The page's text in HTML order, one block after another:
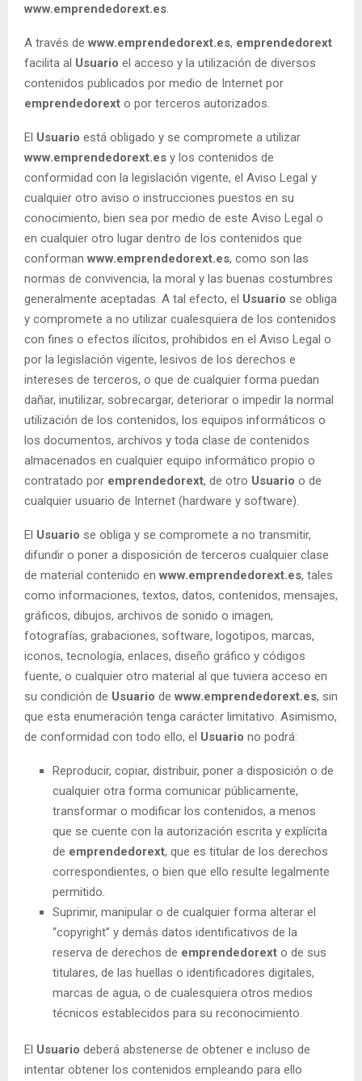
www.emprendedorext.es
A través de www.emprendedorext.es, emprendedorext
facilita al Usuario el acceso y la utilización de diversos
contenidos publicados por medio de Internet por
emprendedorext o por terceros autorizados.
El Usuario está obligado y se compromete a utilizar
www.emprendedorext.es y los contenidos de
conformidad con la legislación vigente, el Aviso Legal y
cualquier otro aviso o instrucciones puestos en su
conocimiento, bien sea por medio de este Aviso Legal o
en cualquier otro lugar dentro de los contenidos que
conforman www.emprendedorext.es, como son las
normas de convivencia, la moral y las buenas costumbres
generalmente aceptadas. A tal efecto, el Usuario se obliga
y compromete a no utilizar cualesquiera de los contenidos
con fines o efectos ilícitos, prohibidos en el Aviso Legal o
por la legislación vigente, lesivos de los derechos e
intereses de terceros, o que de cualquier forma puedan
dañar, inutilizar, sobrecargar, deteriorar o impedir la normal
utilización de los contenidos, los equipos informáticos o
los documentos, archivos y toda clase de contenidos
almacenados en cualquier equipo informático propio o
contratado por emprendedorext, de otro Usuario o de
cualquier usuario de Internet (hardware y software).
El Usuario se obliga y se compromete a no transmitir,
difundir o poner a disposición de terceros cualquier clase
de material contenido en www.emprendedorext.es, tales
como informaciones, textos, datos, contenidos, mensajes,
gráficos, dibujos, archivos de sonido o imagen,
fotografías, grabaciones, software, logotipos, marcas,
iconos, tecnología, enlaces, diseño gráfico y códigos
fuente, o cualquier otro material al que tuviera acceso en
su condición de Usuario de www.emprendedorext.es, sin
que esta enumeración tenga carácter limitativo. Asimismo,
de conformidad con todo ello, el Usuario no podrá:
Reproducir, copiar, distribuir, poner a disposición o de
cualquier otra forma comunicar públicamente,
transformar o modificar los contenidos, a menos
que se cuente con la autorización escrita y explícita
de emprendedorext, que es titular de los derechos
correspondientes, o bien que ello resulte legalmente
permitido.
Suprimir, manipular o de cualquier forma alterar el
“copyright” y demás datos identificativos de la
reserva de derechos de emprendedorext o de sus
titulares, de las huellas o identificadores digitales,
marcas de agua, o de cualesquiera otros medios
técnicos establecidos para su reconocimiento.
El Usuario deberá abstenerse de obtener e incluso de
intentar obtener los contenidos empleando para ello